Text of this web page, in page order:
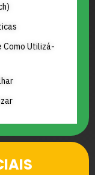
Como Utilizá-